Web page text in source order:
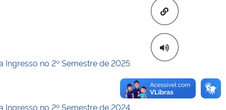
Copiar para
Ingresso no 2º Semestre de 2025
Ingresso no 2º Semestre de 2024